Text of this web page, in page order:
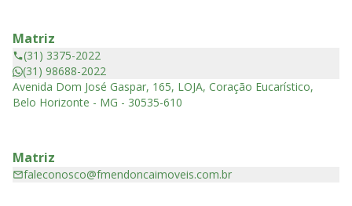
Matriz
(31) 3375-2022
(31) 98688-2022
Avenida Dom José Gaspar, 165, LOJA, Coração Eucarístico,
Belo Horizonte - MG - 30535-610
Matriz
faleconosco@fmendoncaimoveis.com.br